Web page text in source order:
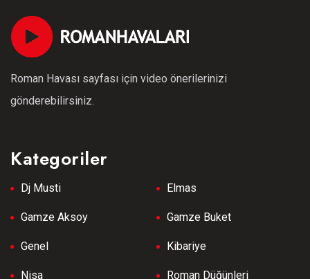
Roman Havası sayfası için video önerilerinizi
gönderebilirsiniz.
Kategoriler
Dj Musti Elmas
Gamze Aksoy Gamze Buket
Genel Kibariye
Nisa Roman Düğünleri